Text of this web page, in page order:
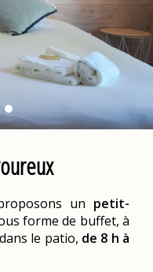
un petit-
forme de buffet, à
le patio, de 8 h à